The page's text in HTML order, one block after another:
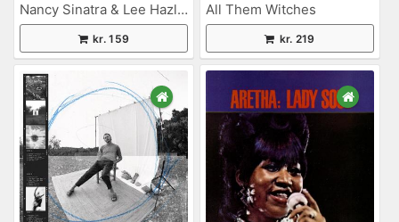
Nancy Sinatra & Lee Hazlewood
kr. 159
All Them Witches
kr. 219